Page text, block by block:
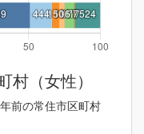
（女性）
前の常住市区町村